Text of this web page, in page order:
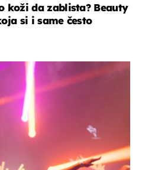
koži da zablista? Beauty
si i same često